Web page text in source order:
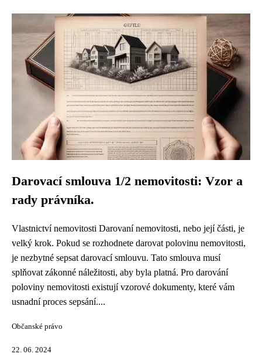
Darovací smlouva 1/2 nemovitosti: Vzor a
rady právníka.
Vlastnictví nemovitosti Darovaní nemovitosti, nebo její části, je
velký krok. Pokud se rozhodnete darovat polovinu nemovitosti,
je nezbytné sepsat darovací smlouvu. Tato smlouva musí
splňovat zákonné náležitosti, aby byla platná. Pro darování
poloviny nemovitosti existují vzorové dokumenty, které vám
usnadní proces sepsání....
Občanské právo
22. 06. 2024